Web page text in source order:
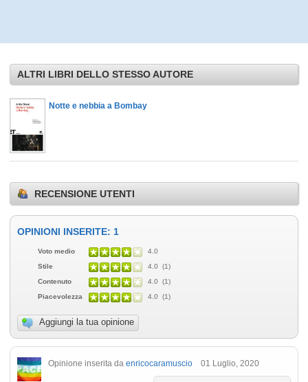
ALTRI LIBRI DELLO STESSO AUTORE
Notte e nebbia a Bombay
RECENSIONE UTENTI
OPINIONI INSERITE: 1
Voto medio
4.0
Stile
4.0 (1)
Contenuto
4.0 (1)
Piacevolezza
4.0 (1)
Aggiungi la tua opinione
Opinione inserita da enricocaramuscio 01 Luglio, 2020